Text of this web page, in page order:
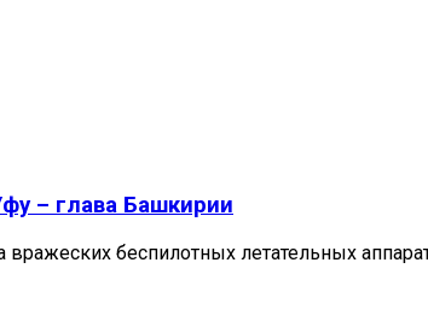
– глава Башкирии
беспилотных летательных